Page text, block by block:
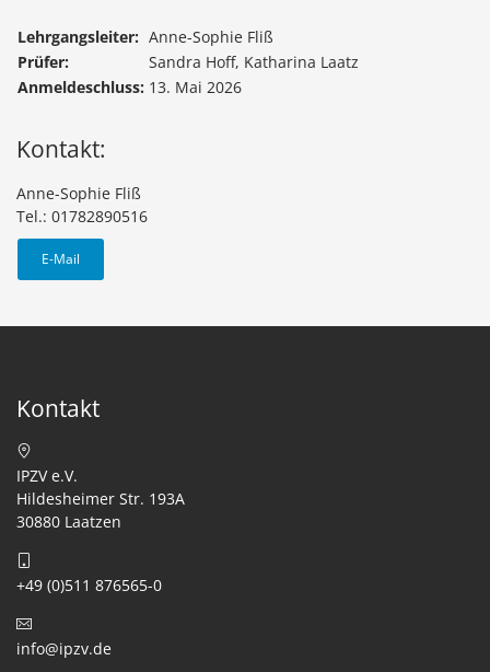
Lehrgangsleiter: Anne-Sophie Fliß
Prüfer:
Sandra Hoff, Katharina Laatz
Anmeldeschluss: 13. Mai 2026
Kontakt:
Anne-Sophie Fliß
Tel.: 01782890516
E-Mail
Kontakt
IPZV e.V.
Hildesheimer Str. 193A
30880 Laatzen
+49 (0)511 876565-0
info@ipzv.de